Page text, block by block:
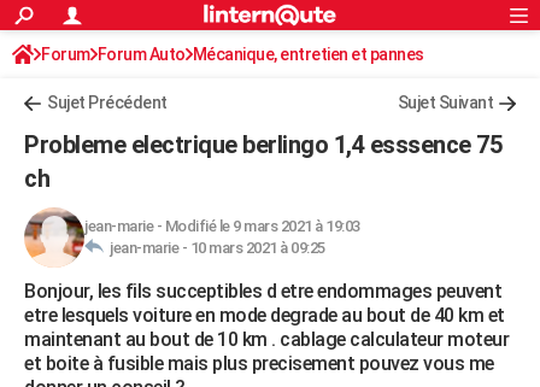
ACTUALITÉS
Politique
Société
Faits Divers
Education
Monde
Villes
+
Programme TV
Streaming
Cinéma
Sorties cinéma
Musique
FINANCE
Retraite
Impôts
Epargne
Immobilier
Risques naturels par ville
Banque
Assurance
Crédit
AUTO
Essais
Réserver un essai
Citadines
Berlines
SUV
Forum auto
HIGH-TECH
Mobiles
Meilleur smartphone
Internet
Ordinateurs
Jeux vidéo
Guide high-tech
+BRICOLAGE
Forum
Aménagement intérieur
Extérieur
Cuisine
Salle de bains
Jardinage
Rangement
WEEK-END
Rechercher
S'inscrire
Connexion
Forum Forum Auto Mécanique, entretien et pannes
Sujet Précédent Sujet Suivant
Probleme electrique berlingo 1,4 esssence 75
ch
jean-marie- Modifié le 9 mars 2021 à 19:03
jean-marie - 10 mars 2021 à 09:25
Bonjour, les fils succeptibles d etre endommages peuvent
etre lesquels voiture en mode degrade au bout de 40 km et
maintenant au bout de 10 km . cablage calculateur moteur
et boite à fusible mais plus precisement pouvez vous me